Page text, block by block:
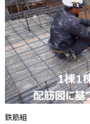
鉄筋組